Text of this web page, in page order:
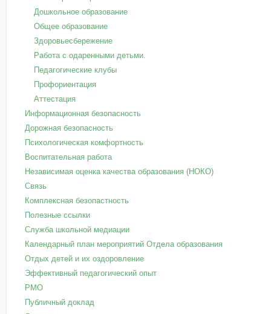
Дошкольное образование
Общее образование
Здоровьесбережение
Работа с одаренными детьми.
Педагогические клубы
Профориентация
Аттестация
Информационная безопасность
Дорожная безопасность
Психологическая комфортность
Воспитательная работа
Независимая оценка качества образования (НОКО)
Связь
Комплексная безопастность
Полезные ссылки
Служба школьной медиации
Календарный план мероприятий Отдела образования
Отдых детей и их оздоровление
Эффективный педагогический опыт
РМО
Публичный доклад